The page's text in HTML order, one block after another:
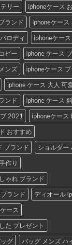
リー
iphoneケース
ランド
iphoneケース
ロディ
iphoneケー
ピー
iphone ケース
ンズ
iphoneケース
iphone ケース 大人 可
ンド
iphone ケース
2021
iphoneケース
おすすめ
ブランド
ショルダー
作り
ゃれ ブランド
ランド
ディオール
ース
た プレゼント
グ
バッグ メンズ ハ